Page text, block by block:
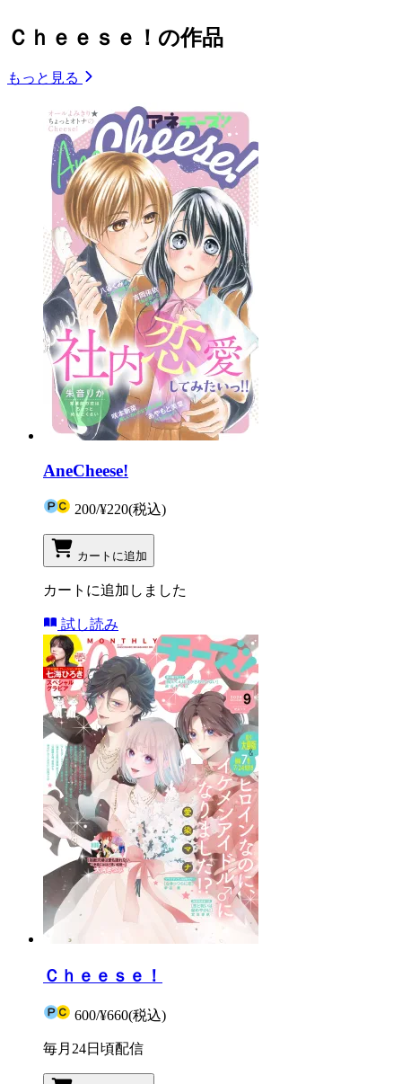
Ｃｈｅｅｓｅ！の作品
もっと見る
AneCheese!
200/¥220(税込)
カートに追加
カートに追加しました
試し読み
Ｃｈｅｅｓｅ！
600/¥660(税込)
毎月24日頃配信